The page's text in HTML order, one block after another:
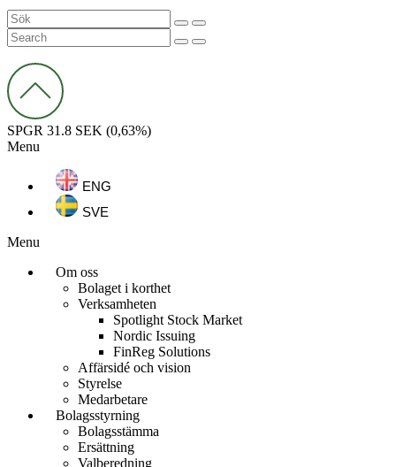
SPGR 31.8 SEK (0,63%)
Menu
ENG
SVE
Menu
Om oss
Bolaget i korthet
Verksamheten
Spotlight Stock Market
Nordic Issuing
FinReg Solutions
Affärsidé och vision
Styrelse
Medarbetare
Bolagsstyrning
Bolagsstämma
Ersättning
Valberedning